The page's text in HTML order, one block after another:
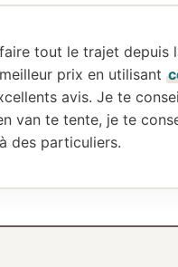
tout le trajet depuis
prix en utilisant
avis. Je te
van te tente, je te
des particuliers.